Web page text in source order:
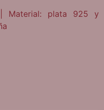
Material: plata 925 y